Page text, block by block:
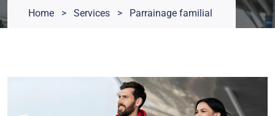
Home > Services > Parrainage familial